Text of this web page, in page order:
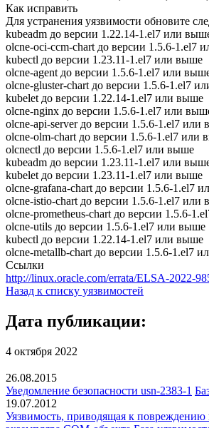
Как исправить
Для устранения уязвимости обновите
kubeadm до версии 1.22.14-1.el7 или
olcne-oci-ccm-chart до версии 1.5.6-1.el7
kubectl до версии 1.23.11-1.el7 или выше
olcne-agent до версии 1.5.6-1.el7 или
olcne-gluster-chart до версии 1.5.6-1.el7
kubelet до версии 1.22.14-1.el7 или выше
olcne-nginx до версии 1.5.6-1.el7 или
olcne-api-server до версии 1.5.6-1.el7 или
olcne-olm-chart до версии 1.5.6-1.el7 или
olcnectl до версии 1.5.6-1.el7 или выше
kubeadm до версии 1.23.11-1.el7 или
kubelet до версии 1.23.11-1.el7 или выше
olcne-grafana-chart до версии 1.5.6-1.el7
olcne-istio-chart до версии 1.5.6-1.el7 или
olcne-prometheus-chart до версии 1.5.6-
olcne-utils до версии 1.5.6-1.el7 или выше
kubectl до версии 1.22.14-1.el7 или выше
olcne-metallb-chart до версии 1.5.6-1.el7
Ссылки
http://linux.oracle.com/errata/ELSA-2022-
Назад к списку уязвимостей
Дата публикации:
4 октября 2022
26.08.2015
Уведомление безопасности usn-2383-1
19.07.2012
Уязвимость, приводящая к повреждению